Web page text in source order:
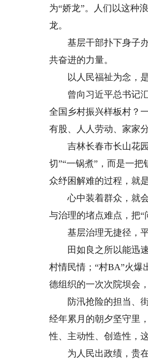
为“娇龙”。人们以这种
龙。
基层干部扑下身子办
共奋进的力量。
以人民福祉为念，是
曾向习近平总书记汇
全国乡村振兴样板村？
有股、人人劳动、家家
吉林长春市长山花园
切”“一锅煮”，而是一
众纾困解难的过程，就
心中装着群众，就会
与治理的堵点难点，把“
基层治理无捷径，平
田如良之所以能迅速
村情民情；“村BA”火爆
德组织的一次次院坝会
防汛抢险的担当、街
经年累月的朝夕坚守里
性、主动性、创造性，
为人民出政绩，贵在